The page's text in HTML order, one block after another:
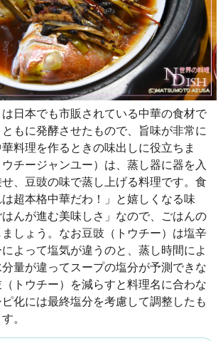
日本でも市販されている中華の食材で
もに発酵させたもので、旨味が非常に
料理を作るときの味出しに役立ちま
チージャンユー）は、蒸し器に器を入
、豆豉の味で蒸し上げる料理です。食
超本格中華だわ！」と嬉しくなる味
んが進む美味しさ」なので、ごはんの
しょう。なお豆豉（トウチー）は塩辛
よって塩気が違うのと、蒸し時間によ
量が違ってスープの塩分が予測できな
トウチー）を減らすと料理名に合わな
化には最終塩分を考慮して調整したも
。